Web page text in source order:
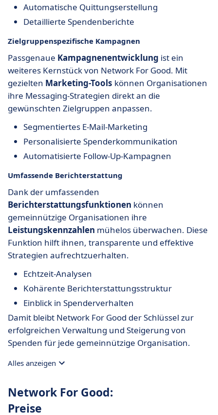
Automatische Quittungserstellung
Detaillierte Spendenberichte
Zielgruppenspezifische Kampagnen
Passgenaue Kampagnenentwicklung ist ein
weiteres Kernstück von Network For Good. Mit
gezielten Marketing-Tools können Organisationen
ihre Messaging-Strategien direkt an die
gewünschten Zielgruppen anpassen.
Segmentiertes E-Mail-Marketing
Personalisierte Spenderkommunikation
Automatisierte Follow-Up-Kampagnen
Umfassende Berichterstattung
Dank der umfassenden
Berichterstattungsfunktionen können
gemeinnützige Organisationen ihre
Leistungskennzahlen mühelos überwachen. Diese
Funktion hilft ihnen, transparente und effektive
Strategien aufrechtzuerhalten.
Echtzeit-Analysen
Kohärente Berichterstattungsstruktur
Einblick in Spenderverhalten
Damit bleibt Network For Good der Schlüssel zur
erfolgreichen Verwaltung und Steigerung von
Spenden für jede gemeinnützige Organisation.
Alles anzeigen
Network For Good:
Preise